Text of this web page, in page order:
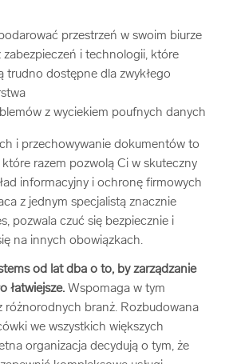
przestrzeń w swoim biurze
zabezpieczeń i technologii, które
trudno dostępne dla zwykłego
z wyciekiem poufnych danych
i przechowywanie dokumentów to
które razem pozwolą Ci w skuteczny
informacyjny i ochronę firmowych
z jednym specjalistą znacznie
pozwala czuć się bezpiecznie i
na innych obowiązkach.
od lat dba o to, by zarządzanie
łatwiejsze. Wspomaga w tym
różnorodnych branż. Rozbudowana
we wszystkich większych
organizacja decydują o tym, że